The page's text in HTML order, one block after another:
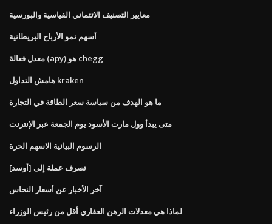
معايير التصنيف الائتماني القياسية والبورسية
أسهم نمو الأرباح البريطانية
معدل فعالة (apy) هو chegg
هامش التداول kraken
ما هو الهدف من سياسة سعر الطاقة في التجارة
متى يبدأ وول مارت الأسود يوم الجمعة عبر الإنترنت
الرسوم البيانية الاسهم الحرة
تصرف عملة إلى [أوسد]
آخر الأخبار عن أسعار النحاس
لماذا هي معدلات الرهن العقاري أقل من رئيس الوزراء